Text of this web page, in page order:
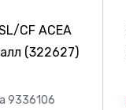
CF ACEA
(322627)
9336106